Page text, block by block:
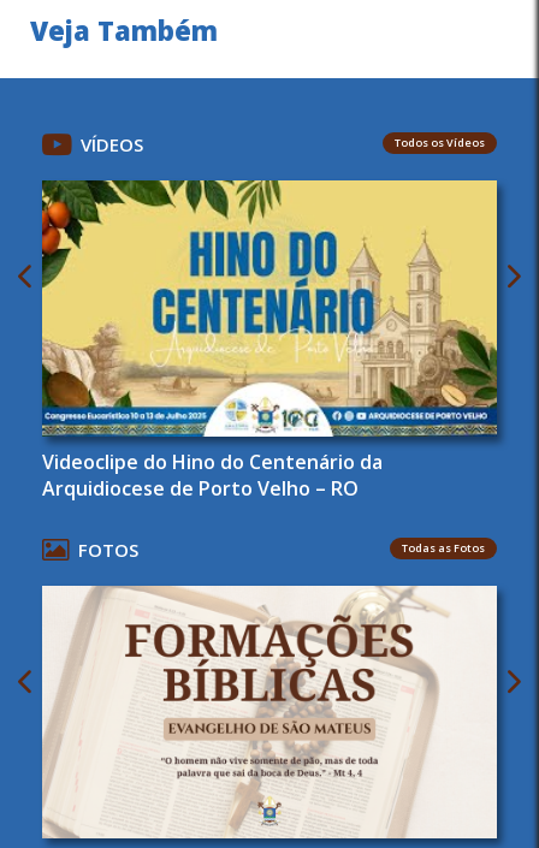
Veja Também
VÍDEOS Todos os Vídeos
Videoclipe do Hino do Centenário da
Arquidiocese de Porto Velho – RO
FOTOS Todas as Fotos